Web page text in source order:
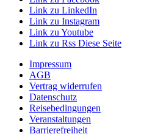
Link zu LinkedIn
Link zu Instagram
Link zu Youtube
Link zu Rss Diese Seite
Impressum
AGB
Vertrag widerrufen
Datenschutz
Reisebedingungen
Veranstaltungen
Barrierefreiheit